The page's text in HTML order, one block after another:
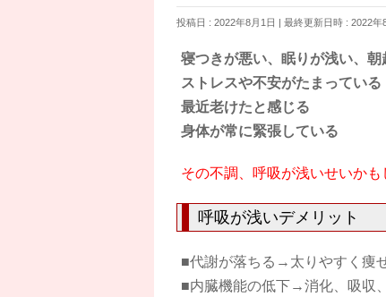
投稿日 : 2022年8月1日 最終更新日時 : 2022年
寝つきが悪い、眠りが浅い、
ストレスや不安がたまっている
最近老けたと感じる
身体が常に緊張している
その不調、呼吸が浅いせいかも
呼吸が浅いデメリット
■代謝が落ちる→太りやすく痩
■内臓機能の低下→消化、吸収